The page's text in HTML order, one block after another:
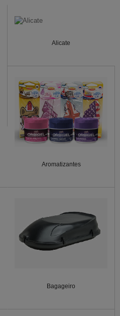
Alicate
Aromatizantes
Bagageiro